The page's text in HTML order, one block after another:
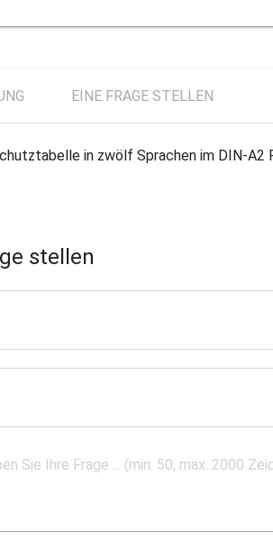
EINE FRAGE STELLEN
in zwölf Sprachen im DIN-A2
stellen